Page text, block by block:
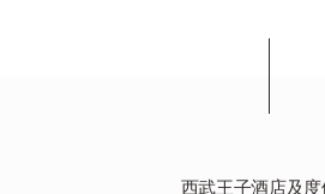
西武王子酒店及